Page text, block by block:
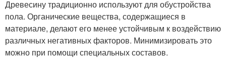
Древесину традиционно используют для обустройства
пола. Органические вещества, содержащиеся в
материале, делают его менее устойчивым к воздействию
различных негативных факторов. Минимизировать это
можно при помощи специальных составов.